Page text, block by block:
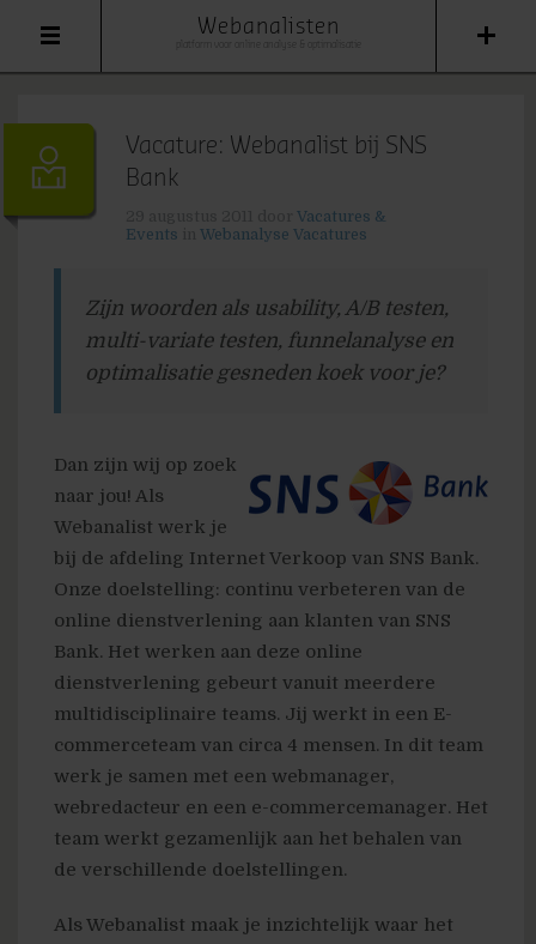
Webanalisten
Vacature: Webanalist bij SNS
Bank
Vacatures &
Events
Webanalyse Vacatures
Zijn woorden als usability, A/B testen,
multi-variate testen, funnelanalyse en
optimalisatie gesneden koek voor je?
Dan zijn wij op zoek
naar jou! Als
Webanalist werk je
bij de afdeling Internet Verkoop van SNS Bank.
Onze doelstelling: continu verbeteren van de
online dienstverlening aan klanten van SNS
Bank. Het werken aan deze online
dienstverlening gebeurt vanuit meerdere
multidisciplinaire teams. Jij werkt in een E-
commerceteam van circa 4 mensen. In dit team
werk je samen met een webmanager,
webredacteur en een e-commercemanager. Het
team werkt gezamenlijk aan het behalen van
de verschillende doelstellingen.
Als Webanalist maak je inzichtelijk waar het